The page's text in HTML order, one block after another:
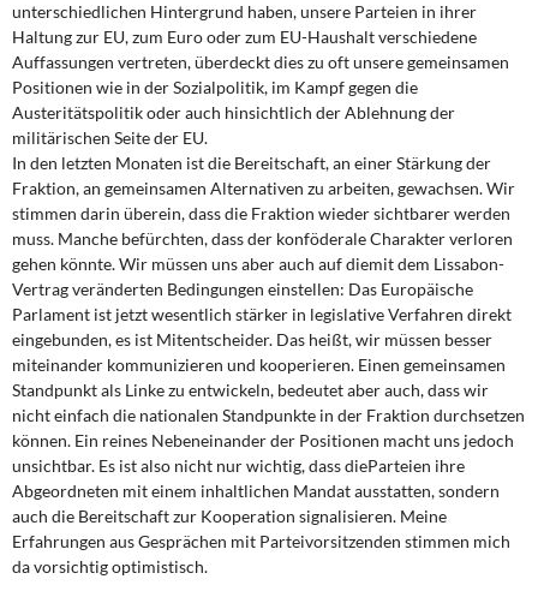
unterschiedlichen Hintergrund haben, unsere Parteien in ihrer
Haltung zur EU, zum Euro oder zum EU-Haushalt verschiedene
Auffassungen vertreten, überdeckt dies zu oft unsere gemeinsamen
Positionen wie in der Sozialpolitik, im Kampf gegen die
Austeritätspolitik oder auch hinsichtlich der Ablehnung der
militärischen Seite der EU.
In den letzten Monaten ist die Bereitschaft, an einer Stärkung der
Fraktion, an gemeinsamen Alternativen zu arbeiten, gewachsen. Wir
stimmen darin überein, dass die Fraktion wieder sichtbarer werden
muss. Manche befürchten, dass der konföderale Charakter verloren
gehen könnte. Wir müssen uns aber auch auf diemit dem Lissabon-
Vertrag veränderten Bedingungen einstellen: Das Europäische
Parlament ist jetzt wesentlich stärker in legislative Verfahren direkt
eingebunden, es ist Mitentscheider. Das heißt, wir müssen besser
miteinander kommunizieren und kooperieren. Einen gemeinsamen
Standpunkt als Linke zu entwickeln, bedeutet aber auch, dass wir
nicht einfach die nationalen Standpunkte in der Fraktion durchsetzen
können. Ein reines Nebeneinander der Positionen macht uns jedoch
unsichtbar. Es ist also nicht nur wichtig, dass dieParteien ihre
Abgeordneten mit einem inhaltlichen Mandat ausstatten, sondern
auch die Bereitschaft zur Kooperation signalisieren. Meine
Erfahrungen aus Gesprächen mit Parteivorsitzenden stimmen mich
da vorsichtig optimistisch.